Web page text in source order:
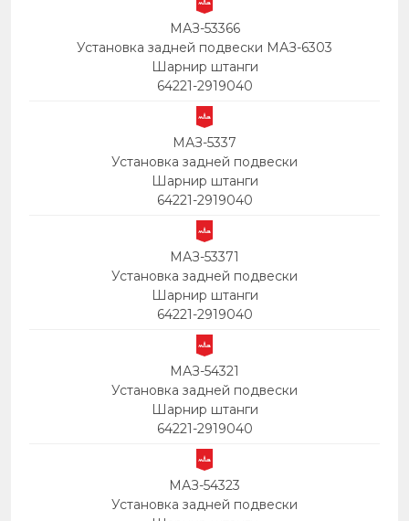
МАЗ-53366
Установка задней подвески МАЗ-6303
Шарнир штанги
64221-2919040
МАЗ-5337
Установка задней подвески
Шарнир штанги
64221-2919040
МАЗ-53371
Установка задней подвески
Шарнир штанги
64221-2919040
МАЗ-54321
Установка задней подвески
Шарнир штанги
64221-2919040
МАЗ-54323
Установка задней подвески